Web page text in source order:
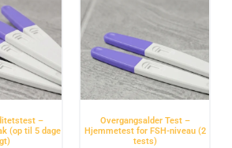
–
(op til 5 dage
Overgangsalder Test –
Hjemmetest for FSH-niveau (2
tests)